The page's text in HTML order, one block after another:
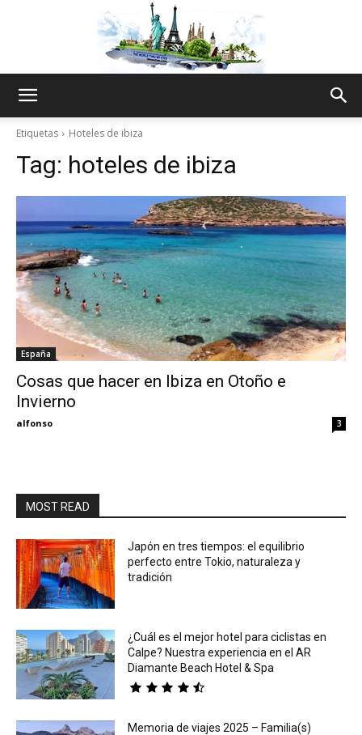
Thru
My
Etiquetas Hoteles de ibiza
Tag: hoteles de ibiza
España
Cosas que hacer en Ibiza en Otoño e
Invierno
alfonso 3
MOST READ
Japón en tres tiempos: el equilibrio
perfecto entre Tokio, naturaleza y
tradición
¿Cuál es el mejor hotel para ciclistas en
Calpe? Nuestra experiencia en el AR
Diamante Beach Hotel & Spa
Memoria de viajes 2025 – Familia(s)